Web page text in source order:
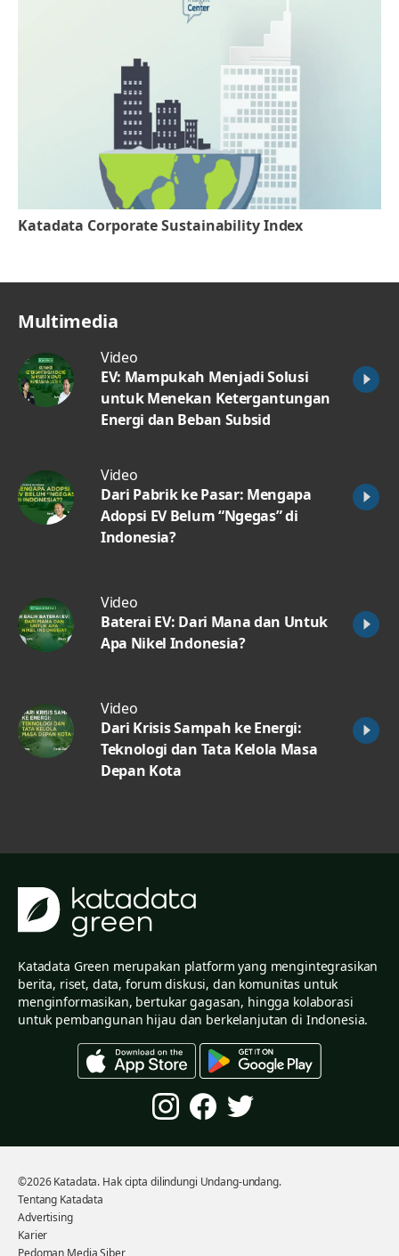
Katadata Corporate Sustainability Index
Multimedia
Video
EV: Mampukah Menjadi Solusi
untuk Menekan Ketergantungan
Energi dan Beban Subsid
Video
Dari Pabrik ke Pasar: Mengapa
Adopsi EV Belum “Ngegas” di
Indonesia?
Video
Baterai EV: Dari Mana dan Untuk
Apa Nikel Indonesia?
Video
Dari Krisis Sampah ke Energi:
Teknologi dan Tata Kelola Masa
Depan Kota
Katadata Green merupakan platform yang mengintegrasikan
berita, riset, data, forum diskusi, dan komunitas untuk
menginformasikan, bertukar gagasan, hingga kolaborasi
untuk pembangunan hijau dan berkelanjutan di Indonesia.
Tentang Katadata
Advertising
Karier
Pedoman Media Siber
©2026 Katadata. Hak cipta dilindungi Undang-undang.